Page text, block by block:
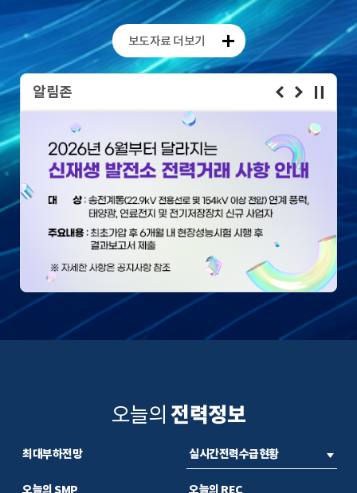
보도자료 더보기
알림존
전
음
오늘의 전력정보
최대부하전망 실시간전력수급현황
오늘의 SMP 오늘의 REC